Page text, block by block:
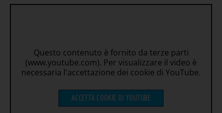
Questo contenuto è fornito da terze parti
(www.youtube.com). Per visualizzare il video è
necessaria l'accettazione dei cookie di YouTube.
ACCETTA COOKIE DI YOUTUBE